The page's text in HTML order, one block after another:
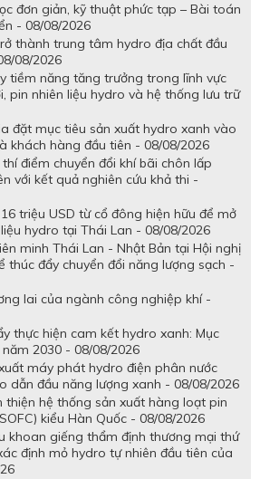
đơn giản, kỹ thuật phức tạp – Bài toán
- 08/08/2026
thành trung tâm hydro địa chất đầu
08/2026
tiềm năng tăng trưởng trong lĩnh vực
pin nhiên liệu hydro và hệ thống lưu trữ
đặt mục tiêu sản xuất hydro xanh vào
khách hàng đầu tiên - 08/08/2026
điểm chuyển đổi khí bãi chôn lấp
với kết quả nghiên cứu khả thi -
triệu USD từ cổ đông hiện hữu để mở
hydro tại Thái Lan - 08/08/2026
minh Thái Lan - Nhật Bản tại Hội nghị
thúc đẩy chuyển đổi năng lượng sạch -
lai của ngành công nghiệp khí -
thực hiện cam kết hydro xanh: Mục
2030 - 08/08/2026
máy phát hydro điện phân nước
dẫn đầu năng lượng xanh - 08/08/2026
thiện hệ thống sản xuất hàng loạt pin
kiểu Hàn Quốc - 08/08/2026
khoan giếng thẩm định thương mại thứ
định mỏ hydro tự nhiên đầu tiên của